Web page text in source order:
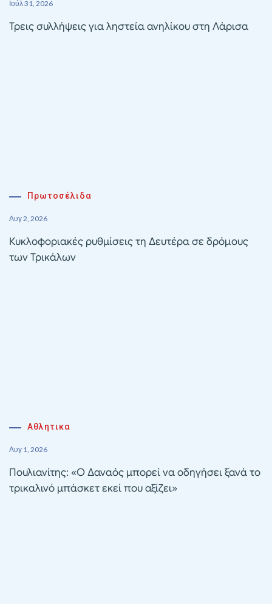
Ιούλ 31, 2026
Τρεις συλλήψεις για ληστεία ανηλίκου στη Λάρισα
Πρωτοσέλιδα
Αυγ 2, 2026
Κυκλοφοριακές ρυθμίσεις τη Δευτέρα σε δρόμους
των Τρικάλων
Αθλητικα
Αυγ 1, 2026
Πουλιανίτης: «Ο Δαναός μπορεί να οδηγήσει ξανά το
τρικαλινό μπάσκετ εκεί που αξίζει»